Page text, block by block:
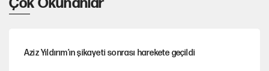
Aziz Yıldırım’ın şikayeti sonrası harekete geçildi